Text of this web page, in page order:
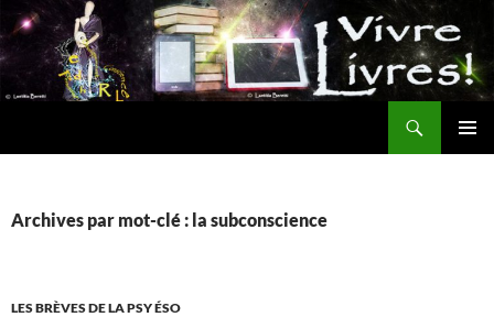
Aller
au
contenu
Archives par mot-clé : la subconscience
LES BRÈVES DE LA PSY ÉSO